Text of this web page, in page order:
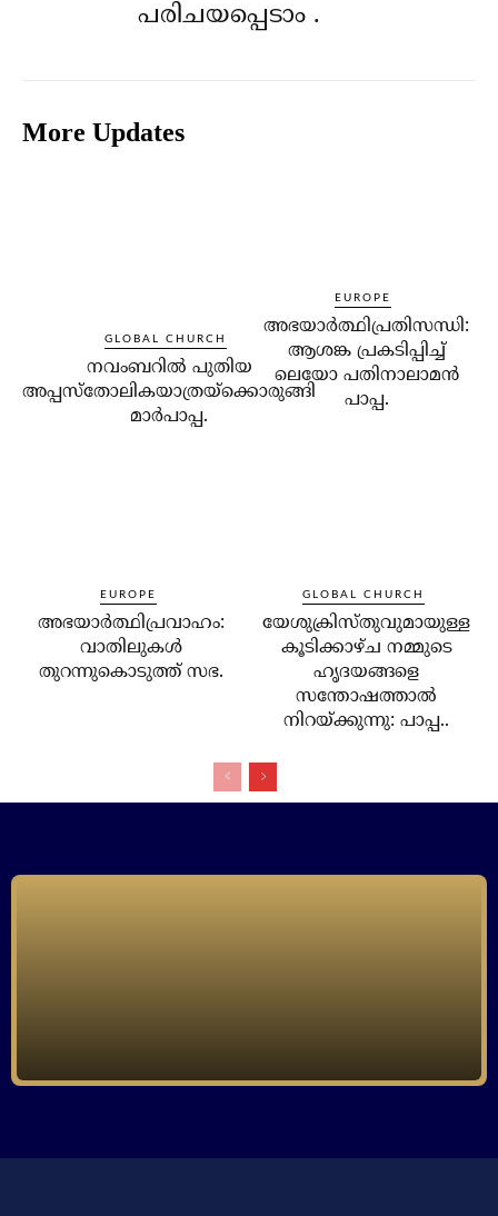
പരിചയപ്പെടാം .
More Updates
GLOBAL CHURCH
നവംബറില്‍ പുതിയ
അപ്പസ്‌തോലികയാത്രയ്‌ക്കൊരുങ്ങി
മാര്‍പാപ്പ.
EUROPE
അഭയാര്‍ത്ഥിപ്രതിസന്ധി:
ആശങ്ക പ്രകടിപ്പിച്ച്
ലെയോ പതിനാലാമന്‍
പാപ്പ.
EUROPE
അഭയാര്‍ത്ഥിപ്രവാഹം:
വാതിലുകള്‍
തുറന്നുകൊടുത്ത് സഭ.
GLOBAL CHURCH
യേശുക്രിസ്തുവുമായുള്ള
കൂടിക്കാഴ്ച നമ്മുടെ
ഹൃദയങ്ങളെ
സന്തോഷത്താല്‍
നിറയ്ക്കുന്നു: പാപ്പ..